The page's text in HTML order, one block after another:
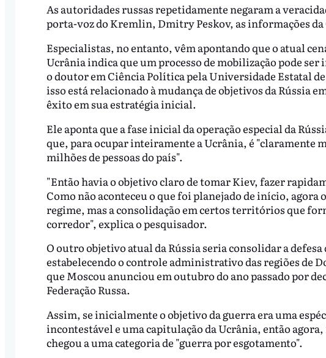
As autoridades russas repetidamente negaram a
porta-voz do Kremlin, Dmitry Peskov, as informações da
Especialistas, no entanto, vêm apontando que o atual
Ucrânia indica que um processo de mobilização pode
o doutor em Ciência Política pela Universidade Estatal
isso está relacionado à mudança de objetivos da Rússia
êxito em sua estratégia inicial.
Ele aponta que a fase inicial da operação especial da
que, para ocupar inteiramente a Ucrânia, é "claramente
milhões de pessoas do país".
"Então havia o objetivo claro de tomar Kiev, fazer
Como não aconteceu o que foi planejado de início, agora
regime, mas a consolidação em certos territórios que
corredor", explica o pesquisador.
O outro objetivo atual da Rússia seria consolidar a
estabelecendo o controle administrativo das regiões de
que Moscou anunciou em outubro do ano passado por
Federação Russa.
Assim, se inicialmente o objetivo da guerra era uma
incontestável e uma capitulação da Ucrânia, então agora,
chegou a uma categoria de "guerra por esgotamento".